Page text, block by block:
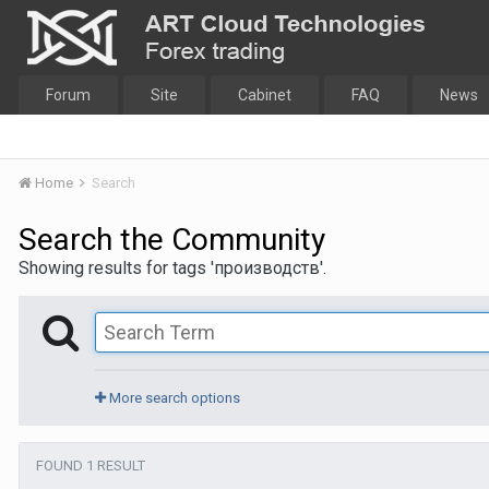
Forum Site Cabinet FAQ News
Home Search
Search the Community
Showing results for tags 'производств'.
More search options
FOUND 1 RESULT